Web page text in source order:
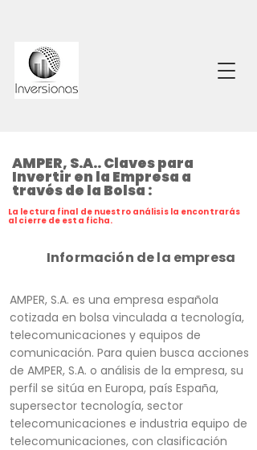
AMPER, S.A.. Claves para
Invertir en la Empresa a
través de la Bolsa :
La lectura final de nuestro análisis la encontrarás
al cierre de esta ficha.
Información de la empresa
AMPER, S.A. es una empresa española
cotizada en bolsa vinculada a tecnología,
telecomunicaciones y equipos de
comunicación. Para quien busca acciones
de AMPER, S.A. o análisis de la empresa, su
perfil se sitúa en Europa, país España,
supersector tecnología, sector
telecomunicaciones e industria equipo de
telecomunicaciones, con clasificación